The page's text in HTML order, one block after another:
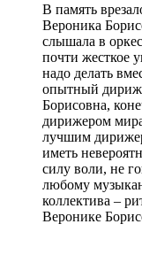
В память
Вероника
слышала в
почти жесткое
надо делать
опытный
Борисовна,
дирижером
лучшим
иметь
силу воли, не
любому
коллектива –
Веронике